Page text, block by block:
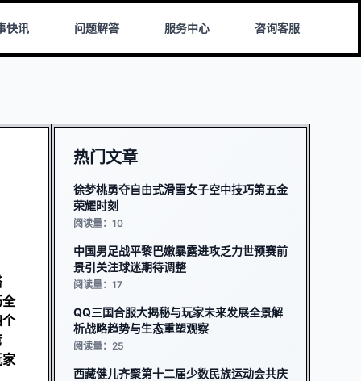
快讯 问题解答 服务中心 咨询客服
热门文章
徐梦桃勇夺自由式滑雪女子空中技巧第五金
荣耀时刻
阅读量：10
中国男足战平黎巴嫩暴露进攻乏力世预赛前
景引关注球迷期待调整
阅读量：17
QQ三国合服大揭秘与玩家未来发展全景解
析战略趋势与生态重塑观察
阅读量：25
西藏健儿齐聚第十二届少数民族运动会共庆